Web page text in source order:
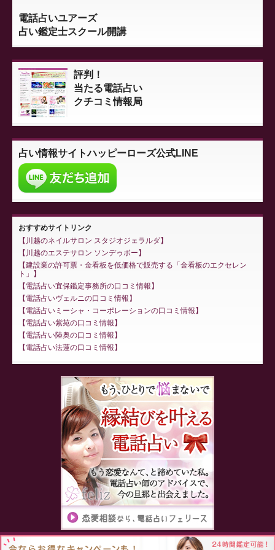
電話占いユアーズ
占い鑑定士スクール開講
評判！
当たる電話占い
クチコミ情報局
占い情報サイトハッピーローズ公式LINE
おすすめサイトリンク
川越のネイルサロン スタジオジェラルダ
川越のエステサロン ソンデゥボー
建設業の許可票・金看板を低価格で販売する「金看板のエクセレン
ト」
電話占い宜保鑑定事務所の口コミ情報
電話占いヴェルニの口コミ情報
電話占いミーシャ・コーポレーションの口コミ情報
電話占い紫苑の口コミ情報
電話占い陸奥の口コミ情報
電話占い法蓮の口コミ情報